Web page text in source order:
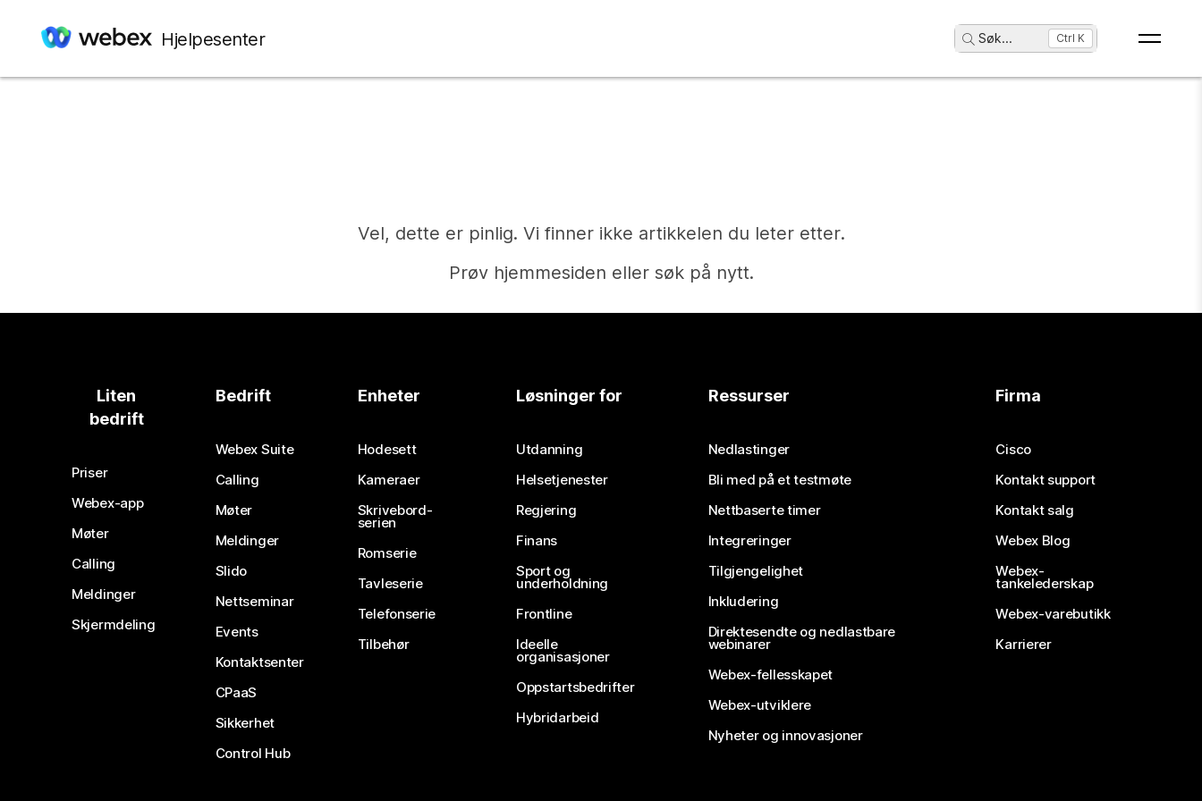
Hjelpesenter Søk... Ctrl K
Vel, dette er pinlig. Vi finner ikke artikkelen du leter etter.
Prøv hjemmesiden eller søk på nytt.
Trenger du et svar?
Send inn et spørsmål
Liten
bedrift
Priser
Webex-app
Møter
Calling
Meldinger
Skjermdeling
Bedrift
Webex Suite
Calling
Møter
Meldinger
Slido
Nettseminar
Events
Kontaktsenter
CPaaS
Sikkerhet
Control Hub
Enheter
Hodesett
Kameraer
Skrivebord-
serien
Romserie
Tavleserie
Telefonserie
Tilbehør
Løsninger for
Utdanning
Helsetjenester
Regjering
Finans
Sport og
underholdning
Frontline
Ideelle
organisasjoner
Oppstartsbedrifter
Hybridarbeid
Ressurser
Nedlastinger
Bli med på et testmøte
Nettbaserte timer
Integreringer
Tilgjengelighet
Inkludering
Direktesendte og nedlastbare
webinarer
Webex-fellesskapet
Webex-utviklere
Nyheter og innovasjoner
Firma
Cisco
Kontakt support
Kontakt salg
Webex Blog
Webex-
tankelederskap
Webex-varebutikk
Karrierer